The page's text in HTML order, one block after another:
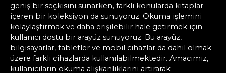
geniş bir seçkisini sunarken, farklı konularda kitaplar
içeren bir koleksiyon da sunuyoruz. Okuma işlemini
kolaylaştırmak ve daha erişilebilir hale getirmek için
kullanıcı dostu bir arayüz sunuyoruz. Bu arayüz,
bilgisayarlar, tabletler ve mobil cihazlar da dahil olmak
üzere farklı cihazlarda kullanılabilmektedir. Amacımız,
kullanıcıların okuma alışkanlıklarını artırarak